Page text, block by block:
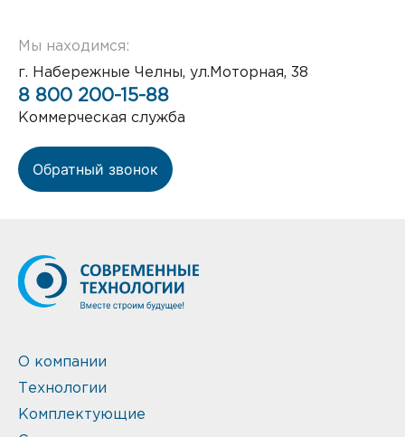
Мы находимся:
г. Набережные Челны, ул.Моторная, 38
8 800 200-15-88
Коммерческая служба
Обратный звонок
О компании
Технологии
Комплектующие